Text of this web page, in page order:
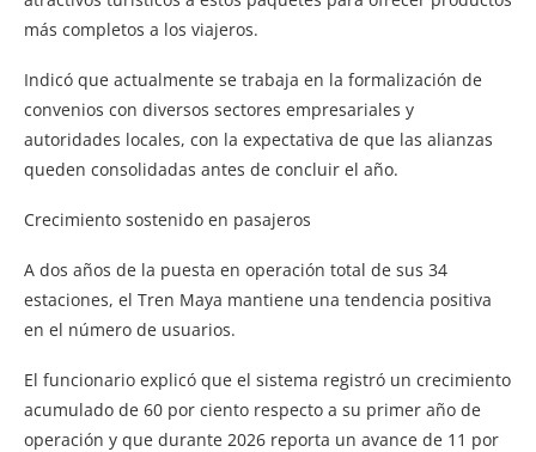
más completos a los viajeros.
Indicó que actualmente se trabaja en la formalización de
convenios con diversos sectores empresariales y
autoridades locales, con la expectativa de que las alianzas
queden consolidadas antes de concluir el año.
Crecimiento sostenido en pasajeros
A dos años de la puesta en operación total de sus 34
estaciones, el Tren Maya mantiene una tendencia positiva
en el número de usuarios.
El funcionario explicó que el sistema registró un crecimiento
acumulado de 60 por ciento respecto a su primer año de
operación y que durante 2026 reporta un avance de 11 por